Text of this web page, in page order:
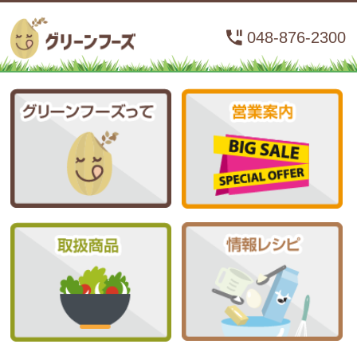
048-876-2300